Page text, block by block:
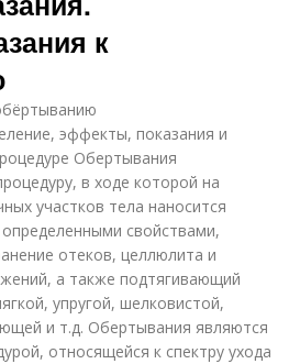
к
эффекты, показания и
Обертывания
в ходе которой на
участков тела наносится
свойствами,
отеков, целлюлита и
а также подтягивающий
упругой, шелковистой,
и т.д. Обертывания являются
относящейся к спектру ухода